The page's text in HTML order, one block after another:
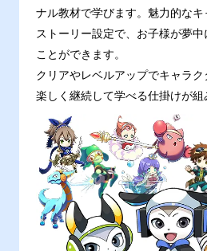
ナル教材で学びます。魅力的な
ストーリー設定で、お子様が夢
ことができます。
クリアやレベルアップでキャラク
楽しく継続して学べる仕掛けが組